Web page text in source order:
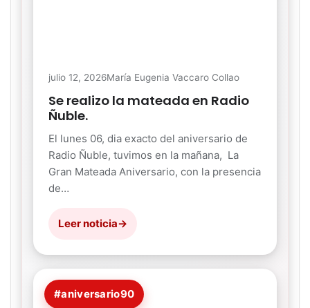
julio 12, 2026María Eugenia Vaccaro Collao
Se realizo la mateada en Radio
Ñuble.
El lunes 06, dia exacto del aniversario de
Radio Ñuble, tuvimos en la mañana, La
Gran Mateada Aniversario, con la presencia
de…
Leer noticia→
#aniversario90